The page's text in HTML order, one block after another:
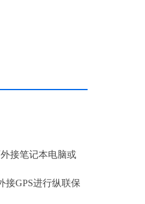
接笔记本电脑或
接GPS进行纵联保